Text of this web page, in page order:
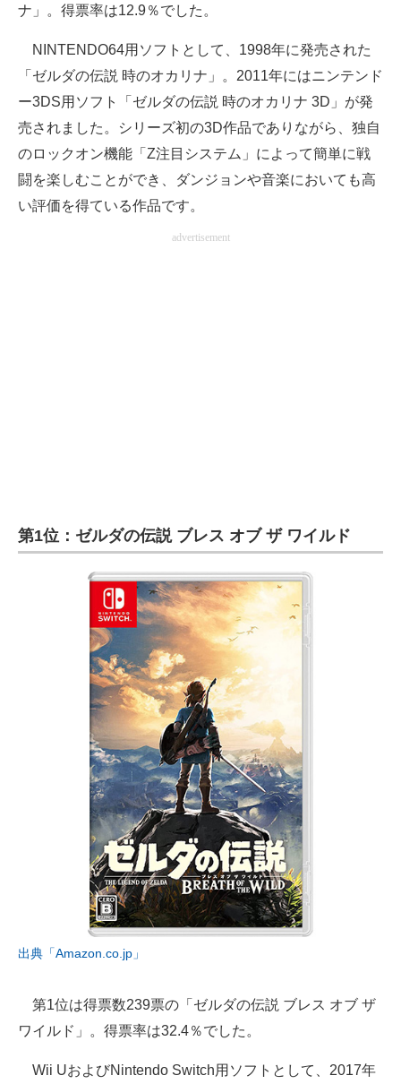
ナ」。得票率は12.9％でした。
NINTENDO64用ソフトとして、1998年に発売された
「ゼルダの伝説 時のオカリナ」。2011年にはニンテンド
ー3DS用ソフト「ゼルダの伝説 時のオカリナ 3D」が発
売されました。シリーズ初の3D作品でありながら、独自
のロックオン機能「Z注目システム」によって簡単に戦
闘を楽しむことができ、ダンジョンや音楽においても高
い評価を得ている作品です。
advertisement
第1位：ゼルダの伝説 ブレス オブ ザ ワイルド
出典「Amazon.co.jp」
第1位は得票数239票の「ゼルダの伝説 ブレス オブ ザ
ワイルド」。得票率は32.4％でした。
Wii UおよびNintendo Switch用ソフトとして、2017年